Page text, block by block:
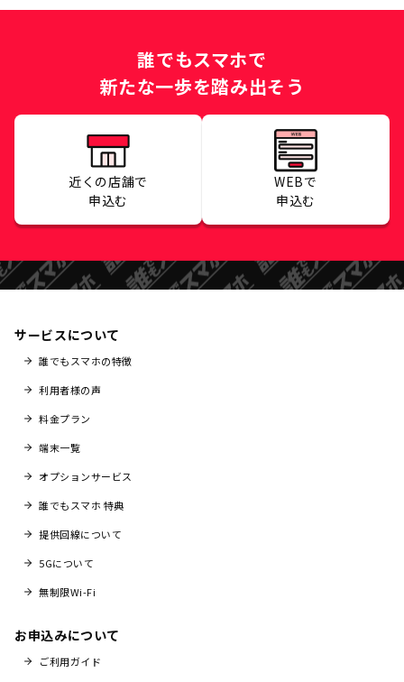
誰でもスマホで
新たな一歩を踏み出そう
近くの店舗で
申込む
WEBで
申込む
サービスについて
誰でもスマホの特徴
利用者様の声
料金プラン
端末一覧
オプションサービス
誰でもスマホ 特典
提供回線について
5Gについて
無制限Wi-Fi
お申込みについて
ご利用ガイド